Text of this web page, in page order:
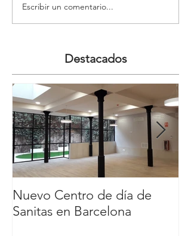
Escribir un comentario...
Destacados
Nuevo Centro de día de
Sanitas en Barcelona